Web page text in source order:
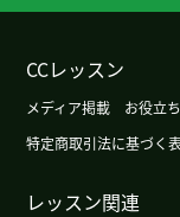
谢谢老师的指
今天的汉字 仔
うし） 仔犬
ウボーイ 谢谢
CCレッスン
メディア掲載 お役立
特定商取引法に基づく
レッスン関連